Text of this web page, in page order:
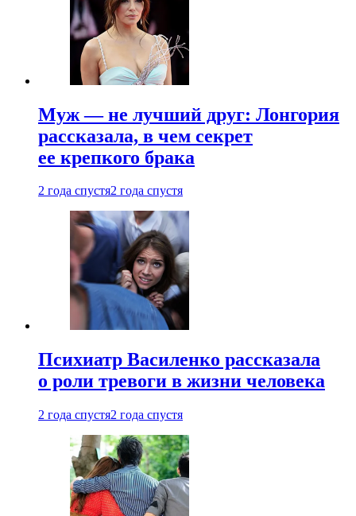
Муж — не лучший друг: Лонгория
рассказала, в чем секрет
ее крепкого брака
2 года спустя2 года спустя
Психиатр Василенко рассказала
о роли тревоги в жизни человека
2 года спустя2 года спустя